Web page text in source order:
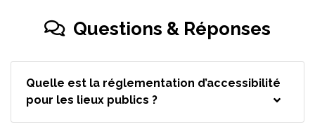
Questions & Réponses
Quelle est la réglementation d’accessibilité
pour les lieux publics ?